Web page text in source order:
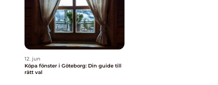
12. jun
Köpa fönster i Göteborg: Din guide till
rätt val